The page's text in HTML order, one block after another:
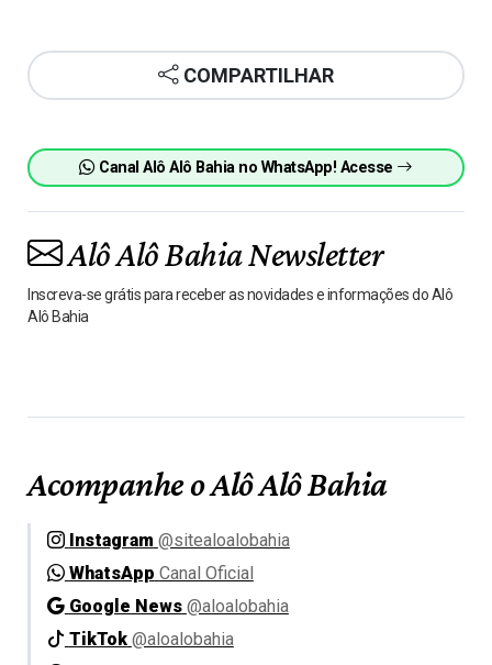
COMPARTILHAR
Canal Alô Alô Bahia no WhatsApp! Acesse
Alô Alô Bahia Newsletter
Inscreva-se grátis para receber as novidades e informações do Alô
Alô Bahia
Acompanhe o Alô Alô Bahia
Instagram @sitealoalobahia
WhatsApp Canal Oficial
Google News @aloalobahia
TikTok @aloalobahia